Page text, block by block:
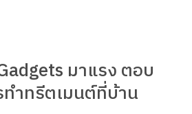
มาแรง ตอบ
ทำทรีตเมนต์ที่บ้าน